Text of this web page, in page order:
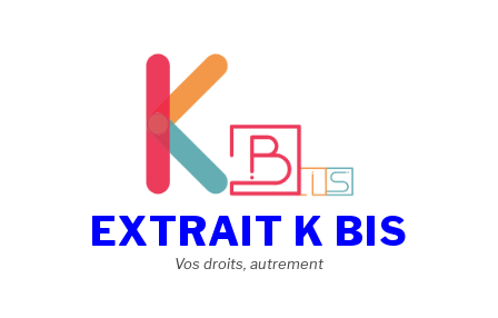
EXTRAIT K BIS
Vos droits, autrement